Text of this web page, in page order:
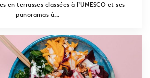
en terrasses classées à l’UNESCO et ses
panoramas à...